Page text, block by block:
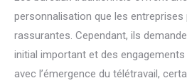
personnalisation que les entreprises
rassurantes. Cependant, ils
initial important et des
avec l’émergence du télétravail,